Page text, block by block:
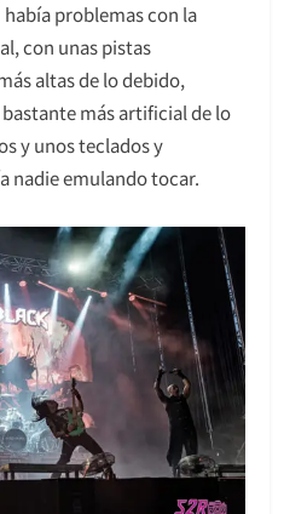
problemas con la
con unas pistas
altas de lo debido,
más artificial de lo
y unos teclados y
nadie emulando tocar.